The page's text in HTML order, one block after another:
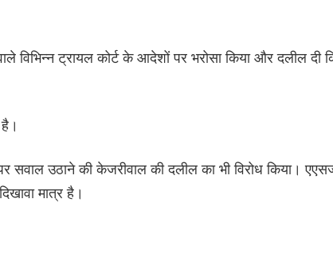
विभिन्न ट्रायल कोर्ट के आदेशों पर भरोसा किया और दलील दी
उठाने की केजरीवाल की दलील का भी विरोध किया।
मात्र है।